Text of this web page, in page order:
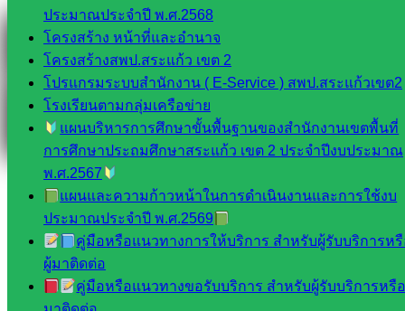
ประมาณประจำปี พ.ศ.2568
โครงสร้าง หน้าที่และอำนาจ
โครงสร้างสพป.สระแก้ว เขต 2
โปรแกรมระบบสำนักงาน ( E-Service ) สพป.สระแก้วเขต2
โรงเรียนตามกลุ่มเครือข่าย
แผนบริหารการศึกษาขั้นพื้นฐานของสำนักงานเขตพื้นที่
การศึกษาประถมศึกษาสระแก้ว เขต 2 ประจำปีงบประมาณ
พ.ศ.2567
แผนและความก้าวหน้าในการดำเนินงานและการใช้งบ
ประมาณประจำปี พ.ศ.2569
คู่มือหรือแนวทางการให้บริการ สำหรับผู้รับบริการห
ผู้มาติดต่อ
คู่มือหรือแนวทางขอรับบริการ สำหรับผู้รับบริการหรื